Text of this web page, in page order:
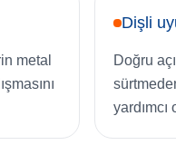
metal
Dişli
Doğru
yardımcı